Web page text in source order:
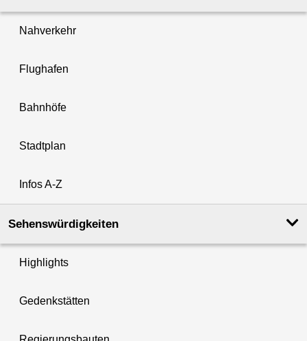
Nahverkehr
Flughafen
Bahnhöfe
Stadtplan
Infos A-Z
Sehenswürdigkeiten
Highlights
Gedenkstätten